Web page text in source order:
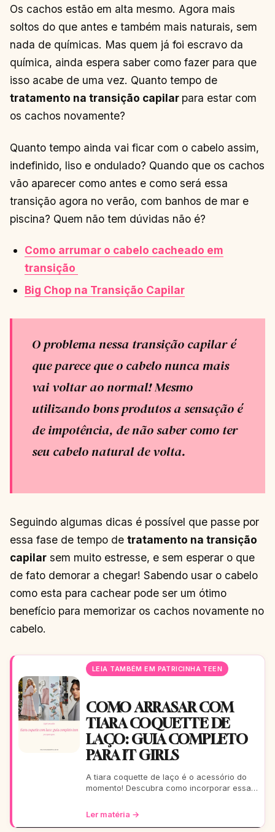
Os cachos estão em alta mesmo. Agora mais
soltos do que antes e também mais naturais, sem
nada de químicas. Mas quem já foi escravo da
química, ainda espera saber como fazer para que
isso acabe de uma vez. Quanto tempo de
tratamento na transição capilar para estar com
os cachos novamente?
Quanto tempo ainda vai ficar com o cabelo assim,
indefinido, liso e ondulado? Quando que os cachos
vão aparecer como antes e como será essa
transição agora no verão, com banhos de mar e
piscina? Quem não tem dúvidas não é?
Como arrumar o cabelo cacheado em
transição
Big Chop na Transição Capilar
O problema nessa transição capilar é
que parece que o cabelo nunca mais
vai voltar ao normal! Mesmo
utilizando bons produtos a sensação é
de impotência, de não saber como ter
seu cabelo natural de volta.
Seguindo algumas dicas é possível que passe por
essa fase de tempo de tratamento na transição
capilar sem muito estresse, e sem esperar o que
de fato demorar a chegar! Sabendo usar o cabelo
como esta para cachear pode ser um ótimo
benefício para memorizar os cachos novamente no
cabelo.
LEIA TAMBÉM EM PATRICINHA TEEN
COMO ARRASAR COM
TIARA COQUETTE DE
LAÇO: GUIA COMPLETO
PARA IT GIRLS
A tiara coquette de laço é o acessório do
momento! Descubra como incorporar essa
looks, do casual ao
Ler matéria →